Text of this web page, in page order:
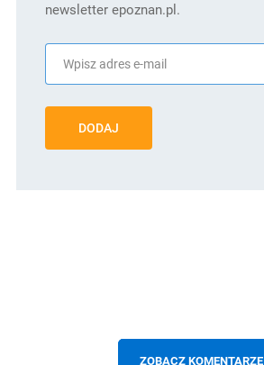
newsletter epoznan.pl.
DODAJ
ZOBACZ KOMENTARZE